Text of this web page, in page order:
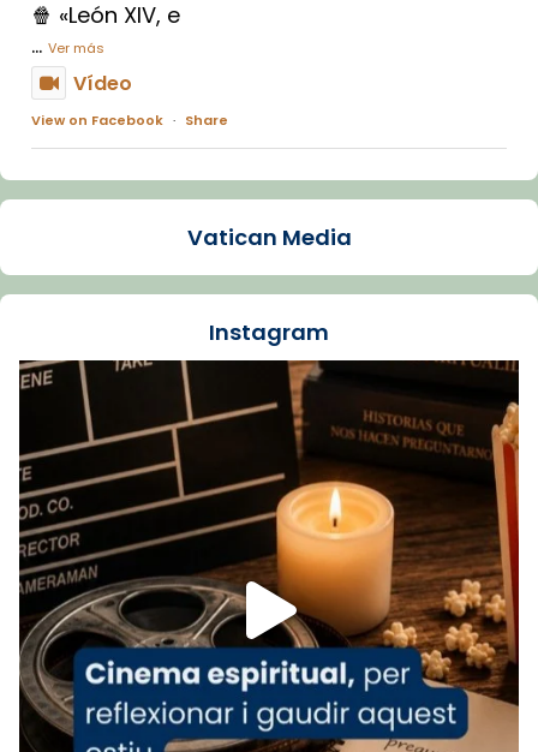
🍿 «León XIV, e
... Ver más
Vídeo
View on Facebook · Share
Arquebisbat de Barcelona
La Carmina va patir depressió. Fa gairebé
dos mesos, a l'Estadi Lluís Companys, la
Recupera l'entrevista comp
Vatican
tican News 👇
www.vaticannews.va/es/iglesia/news/2026-
07/carmina-historia-depresion-papa-viaje-
espana-testimoni...
Foto
View on Facebook · Share
Arquebisbat de Barcelona
2 weeks ago
«Avui les santes Juliana i Semproniana ens
Vatican Media
Instagram